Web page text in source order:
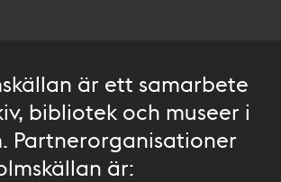
är ett samarbete
bibliotek och museer i
Partnerorganisationer
är: